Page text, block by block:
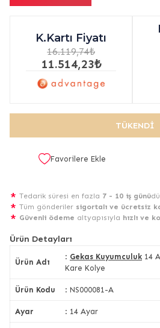
K.Kartı Fiyatı
16.119,74₺
11.514,23₺
TÜKENDI
Favorilere Ekle
Tedarik süresi en fazla 7 - 10 iş günü
Tüm gönderiler sigortalı ve ücretsiz
Güvenli ödeme altyapısıyla hızlı ve
Ürün Detayları
Ürün Adı
: Gekas Kuyumculuk 14
Kare Kolye
Ürün Kodu : NS000081-A
Ayar : 14 Ayar